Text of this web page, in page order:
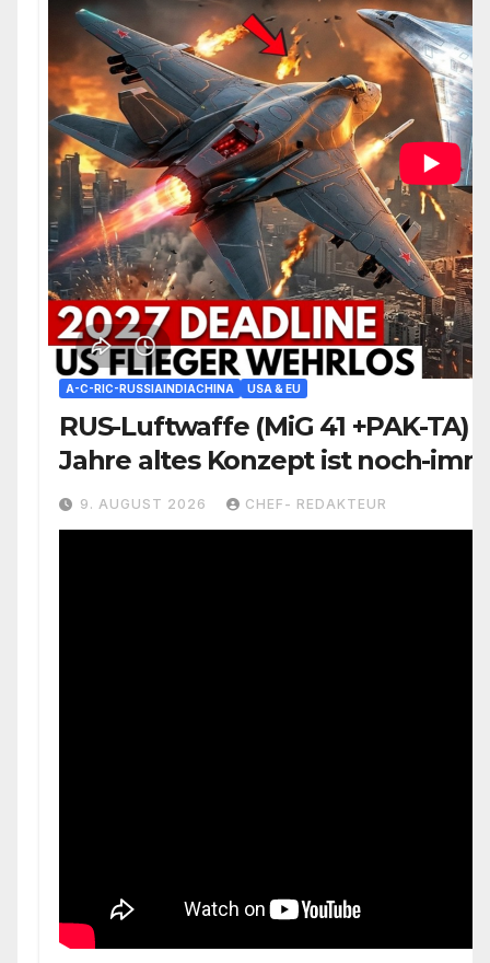
A-C-RIC-RUSSIAINDIACHINA USA & EU
RUS-Luftwaffe (MiG 41 +PAK-
Jahre altes Konzept ist noch-
aktiv
9. AUGUST 2026 CHEF- REDAKTEUR